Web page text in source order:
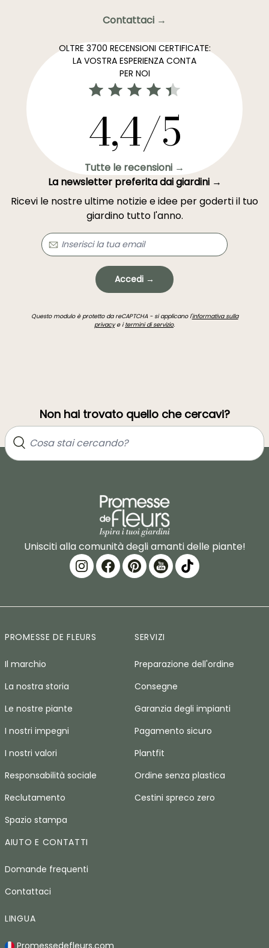
Contattaci →
OLTRE 3700 RECENSIONI CERTIFICATE:
LA VOSTRA ESPERIENZA CONTA
PER NOI
4,4/5
Tutte le recensioni →
La newsletter preferita dai giardini →
Ricevi le nostre ultime notizie e idee per goderti il tuo
giardino tutto l'anno.
Accedi →
Questo modulo è protetto da reCAPTCHA - si applicano l'informativa sulla
privacye itermini di servizio.
Non hai trovato quello che cercavi?
Unisciti alla comunità degli amanti delle piante!
PROMESSE DE FLEURS
Il marchio
La nostra storia
Le nostre piante
I nostri impegni
I nostri valori
Responsabilità sociale
Reclutamento
Spazio stampa
SERVIZI
Preparazione dell'ordine
Consegne
Garanzia degli impianti
Pagamento sicuro
Plantfit
Ordine senza plastica
Cestini spreco zero
AIUTO E CONTATTI
Domande frequenti
Contattaci
LINGUA
Promessedefleurs.com